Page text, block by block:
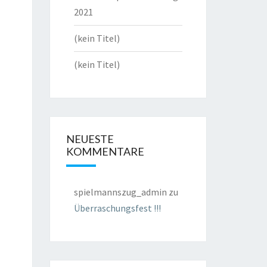
2021
(kein Titel)
(kein Titel)
NEUESTE
KOMMENTARE
spielmannszug_admin zu
Überraschungsfest !!!